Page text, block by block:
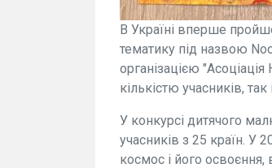
В Україні вперше
тематику під назвою
організацією
кількістю учасників,
У конкурсі дитячого
учасників з 25 країн. У
космос і його